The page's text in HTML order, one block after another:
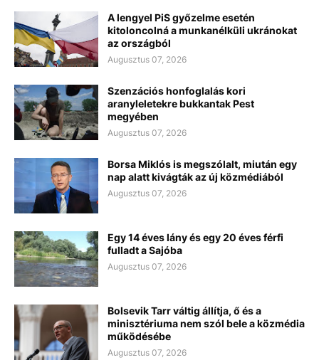
A lengyel PiS győzelme esetén
kitoloncolná a munkanélküli ukránokat
az országból
Augusztus 07, 2026
Szenzációs honfoglalás kori
aranyleletekre bukkantak Pest
megyében
Augusztus 07, 2026
Borsa Miklós is megszólalt, miután egy
nap alatt kivágták az új közmédiából
Augusztus 07, 2026
Egy 14 éves lány és egy 20 éves férfi
fulladt a Sajóba
Augusztus 07, 2026
Bolsevik Tarr váltig állítja, ő és a
minisztériuma nem szól bele a közmédia
működésébe
Augusztus 07, 2026